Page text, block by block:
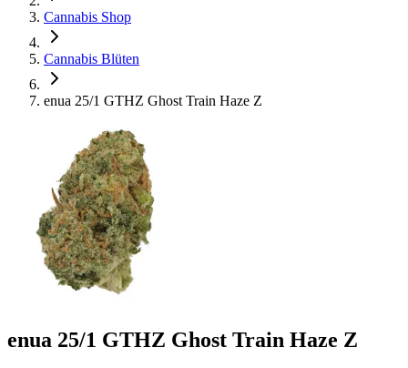
Cannabis Shop
Cannabis Blüten
enua 25/1 GTHZ Ghost Train Haze Z
enua 25/1 GTHZ Ghost Train Haze Z